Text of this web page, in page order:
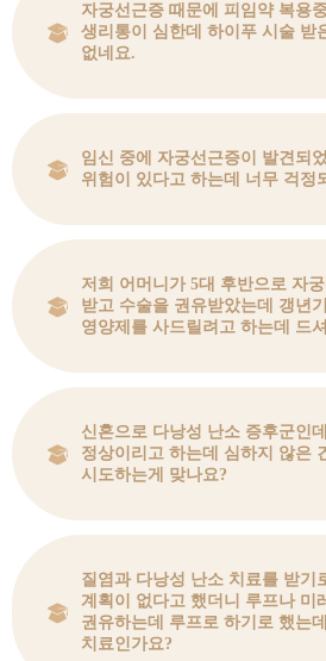
자궁선근증 때문에 피임약 복용
생리통이 심한데 하이푸 시술 받
없네요.
임신 중에 자궁선근증이 발견되
위험이 있다고 하는데 너무 걱정
저희 어머니가 5대 후반으로 자
받고 수술을 권유받았는데 갱년
영양제를 사드릴려고 하는데 드
신혼으로 다낭성 난소 증후군인
정상이리고 하는데 심하지 않은
시도하는게 맞나요?
질염과 다낭성 난소 치료를 받기
계획이 없다고 했더니 루프나 미
권유하는데 루프로 하기로 했는
치료인가요?